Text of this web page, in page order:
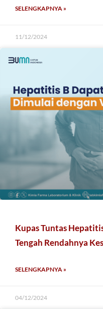
SELENGKAPNYA »
11/12/2024
Kupas Tuntas
Tengah Rendahnya
SELENGKAPNYA »
04/12/2024